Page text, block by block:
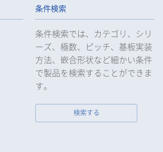
切な監督を行います。
管理が図られるよう必要かつ適切な監
して定められている場合を除き、お客様
じめ、ご本人の同意を得ることなく第
たしません。
されている場合を除き、第三者に個人デ
又は受けたときは、法令で定められた確
行いたします。
条件検索
条件検索では、カテゴリ、シリ
ーズ、極数、ピッチ、基板実装
方法、嵌合形状など細かい条件
で製品を検索することができま
す。
検索する